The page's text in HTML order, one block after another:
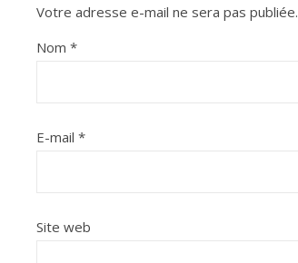
Votre adresse e-mail ne sera pas publiée.
Nom *
E-mail *
Site web